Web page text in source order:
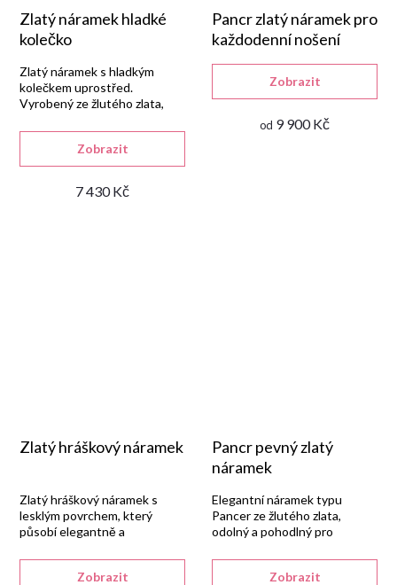
Zlatý náramek hladké
kolečko
7 430 Kč
Zobrazit
Zlatý náramek s hladkým
kolečkem uprostřed.
Vyrobený ze žlutého zlata,
Pancr zlatý náramek pro
každodenní nošení
od 9 900 Kč
Zobrazit
Zlatý hráškový náramek
Zobrazit
Zlatý hráškový náramek s
lesklým povrchem, který
působí elegantně a
Pancr pevný zlatý
náramek
Zobrazit
Elegantní náramek typu
Pancer ze žlutého zlata,
odolný a pohodlný pro